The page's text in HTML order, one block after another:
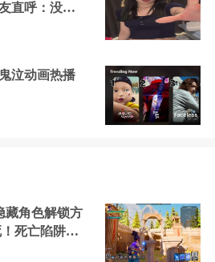
直呼：没边
泣动画热播
藏角色解锁方
死亡陷阱中